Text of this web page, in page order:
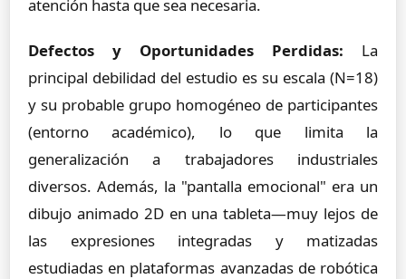
atención hasta que sea necesaria.
Defectos y Oportunidades Perdidas: La
principal debilidad del estudio es su escala (N=18)
y su probable grupo homogéneo de participantes
(entorno académico), lo que limita la
generalización a trabajadores industriales
diversos. Además, la "pantalla emocional" era un
dibujo animado 2D en una tableta—muy lejos de
las expresiones integradas y matizadas
estudiadas en plataformas avanzadas de robótica